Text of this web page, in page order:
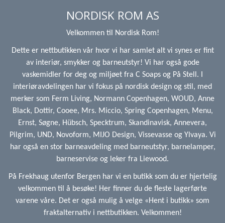
NORDISK ROM AS
Velkommen til Nordisk Rom!
Dette er nettbutikken vår hvor vi har samlet alt vi synes er fint
av interiør, smykker og barneutstyr! Vi har også gode
vaskemidler for deg og miljøet fra C Soaps og På Stell. I
interiøravdelingen har vi fokus på nordisk design og stil, med
merker som Ferm Living, Normann Copenhagen, WOUD, Anne
Black, Dottir, Cooee, Mrs. Miccio, Spring Copenhagen, Menu,
Ernst, Søgne, Hübsch, Specktrum, Skandinavisk, Annevera,
Pilgrim, UND, Novoform, MIJO Design, Vissevasse og Ylvaya. Vi
har også en stor barneavdeling med barneutstyr, barnelamper,
barneservise og leker fra Liewood.
På Frekhaug utenfor Bergen har vi en butikk som du er hjertelig
velkommen til å besøke! Her finner du de fleste lagerførte
varene våre. Det er også mulig å velge «Hent i butikk» som
fraktalternativ i nettbutikken. Velkommen!